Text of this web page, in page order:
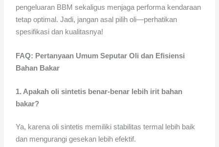
pengeluaran BBM sekaligus menjaga performa kendaraan
tetap optimal. Jadi, jangan asal pilih oli—perhatikan
spesifikasi dan kualitasnya!
FAQ: Pertanyaan Umum Seputar Oli dan Efisiensi
Bahan Bakar
1. Apakah oli sintetis benar-benar lebih irit bahan
bakar?
Ya, karena oli sintetis memiliki stabilitas termal lebih baik
dan mengurangi gesekan lebih efektif.